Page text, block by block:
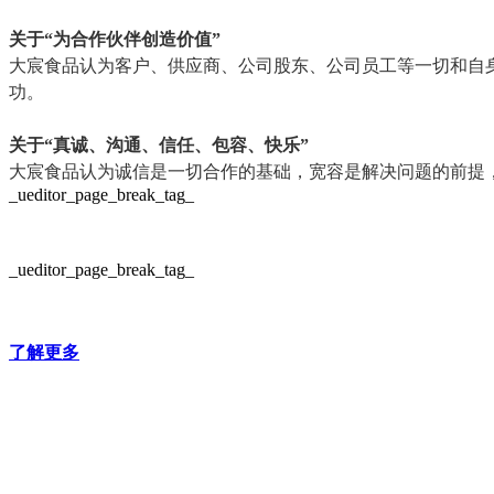
关于“为合作伙伴创造价值”
大宸食品认为客户、供应商、公司股东、公司员工等一切和
功。
关于“真诚、沟通、信任、包容、快乐”
大宸食品认为诚信是一切合作的基础，宽容是解决问题的前
_ueditor_page_break_tag_
_ueditor_page_break_tag_
了解更多